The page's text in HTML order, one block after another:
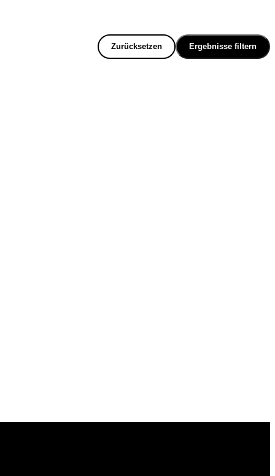
Zurücksetzen Ergebnisse filtern